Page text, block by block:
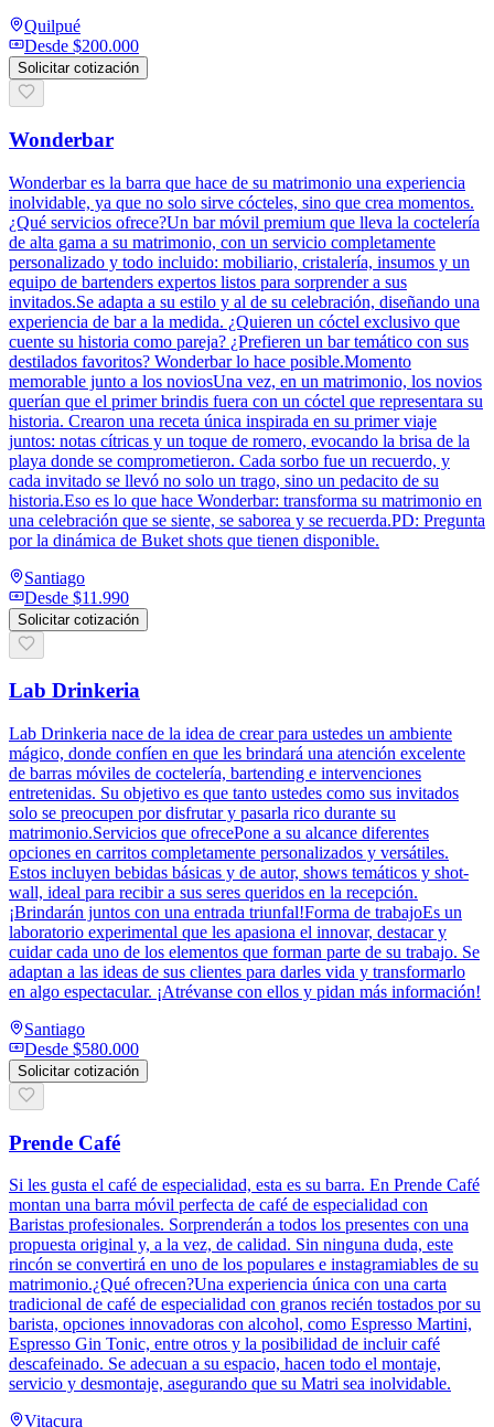
Quilpué
Desde $200.000
Solicitar cotización
Wonderbar
Wonderbar es la barra que hace de su matrimonio una experiencia
inolvidable, ya que no solo sirve cócteles, sino que crea momentos.
¿Qué servicios ofrece?Un bar móvil premium que lleva la coctelería
de alta gama a su matrimonio, con un servicio completamente
personalizado y todo incluido: mobiliario, cristalería, insumos y un
equipo de bartenders expertos listos para sorprender a sus
invitados.Se adapta a su estilo y al de su celebración, diseñando una
experiencia de bar a la medida. ¿Quieren un cóctel exclusivo que
cuente su historia como pareja? ¿Prefieren un bar temático con sus
destilados favoritos? Wonderbar lo hace posible.Momento
memorable junto a los noviosUna vez, en un matrimonio, los novios
querían que el primer brindis fuera con un cóctel que representara su
historia. Crearon una receta única inspirada en su primer viaje
juntos: notas cítricas y un toque de romero, evocando la brisa de la
playa donde se comprometieron. Cada sorbo fue un recuerdo, y
cada invitado se llevó no solo un trago, sino un pedacito de su
historia.Eso es lo que hace Wonderbar: transforma su matrimonio en
una celebración que se siente, se saborea y se recuerda.PD: Pregunta
por la dinámica de Buket shots que tienen disponible.
Santiago
Desde $11.990
Solicitar cotización
Lab Drinkeria
Lab Drinkeria nace de la idea de crear para ustedes un ambiente
mágico, donde confíen en que les brindará una atención excelente
de barras móviles de coctelería, bartending e intervenciones
entretenidas. Su objetivo es que tanto ustedes como sus invitados
solo se preocupen por disfrutar y pasarla rico durante su
matrimonio.Servicios que ofrecePone a su alcance diferentes
opciones en carritos completamente personalizados y versátiles.
Estos incluyen bebidas básicas y de autor, shows temáticos y shot-
wall, ideal para recibir a sus seres queridos en la recepción.
¡Brindarán juntos con una entrada triunfal!Forma de trabajoEs un
laboratorio experimental que les apasiona el innovar, destacar y
cuidar cada uno de los elementos que forman parte de su trabajo. Se
adaptan a las ideas de sus clientes para darles vida y transformarlo
en algo espectacular. ¡Atrévanse con ellos y pidan más información!
Santiago
Desde $580.000
Solicitar cotización
Prende Café
Si les gusta el café de especialidad, esta es su barra. En Prende Café
montan una barra móvil perfecta de café de especialidad con
Baristas profesionales. Sorprenderán a todos los presentes con una
propuesta original y, a la vez, de calidad. Sin ninguna duda, este
rincón se convertirá en uno de los populares e instagramiables de su
matrimonio.¿Qué ofrecen?Una experiencia única con una carta
tradicional de café de especialidad con granos recién tostados por su
barista, opciones innovadoras con alcohol, como Espresso Martini,
Espresso Gin Tonic, entre otros y la posibilidad de incluir café
descafeinado. Se adecuan a su espacio, hacen todo el montaje,
servicio y desmontaje, asegurando que su Matri sea inolvidable.
Vitacura